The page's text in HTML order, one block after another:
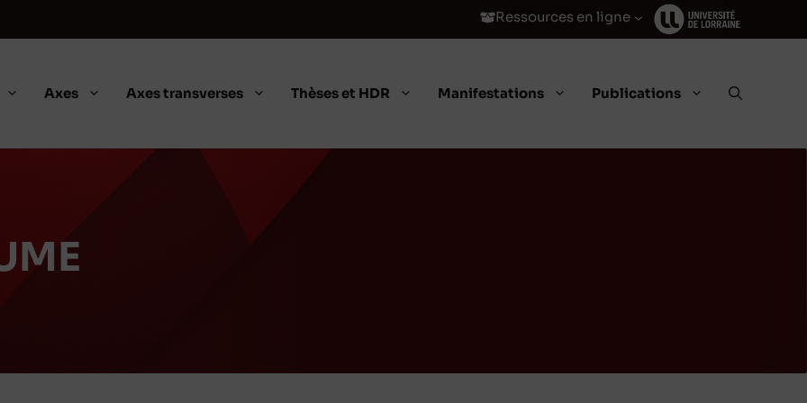
Ressources en ligne
Axes Axes transverses Thèses et HDR Manifestations Publications